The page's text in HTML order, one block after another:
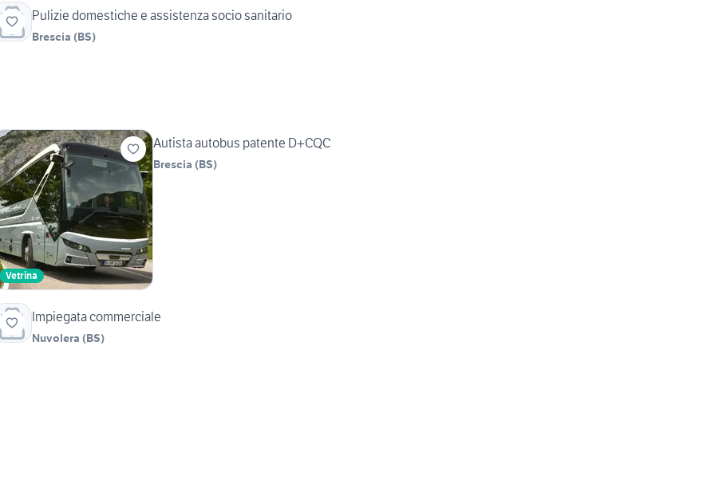
Pulizie domestiche e assistenza socio sanitario
Brescia (BS)
Vetrina
Autista autobus patente D+CQC
Brescia (BS)
Impiegata commerciale
Nuvolera (BS)